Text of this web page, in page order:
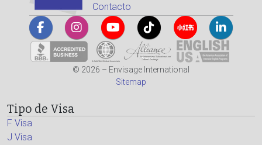
Contacto
© 2026 – Envisage International
Sitemap
Tipo de Visa
F Visa
J Visa